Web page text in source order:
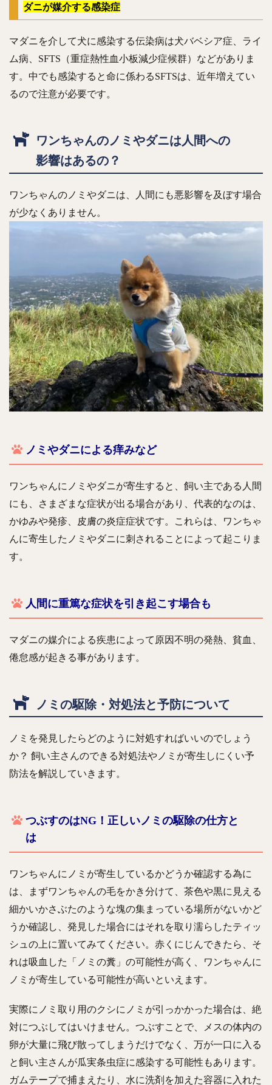
ダニが媒介する感染症
マダニを介して犬に感染する伝染病は犬バベシア症、ライ
ム病、SFTS（重症熱性血小板減少症候群）などがありま
す。中でも感染すると命に係わるSFTSは、近年増えてい
るので注意が必要です。
ワンちゃんのノミやダニは人間への
影響はあるの？
ワンちゃんのノミやダニは、人間にも悪影響を及ぼす場合
が少なくありません。
ノミやダニによる痒みなど
ワンちゃんにノミやダニが寄生すると、飼い主である人間
にも、さまざまな症状が出る場合があり、 代表的なのは、
かゆみや発疹、皮膚の炎症症状です。これらは、ワンちゃ
んに寄生したノミやダニに刺されることによって起こりま
す。
人間に重篤な症状を引き起こす場合も
マダニの媒介による疾患によって原因不明の発熱、貧血、
倦怠感が起きる事があります。
ノミの駆除・対処法と予防について
ノミを発見したらどのように対処すればいいのでしょう
か？ 飼い主さんのできる対処法やノミが寄生しにくい予
防法を解説していきます。
つぶすのはNG！正しいノミの駆除の仕方と
は
ワンちゃんにノミが寄生しているかどうか確認する為に
は、まずワンちゃんの毛をかき分けて、茶色や黒に見える
細かいかさぶたのような塊の集まっている場所がないかど
うか確認し、発見した場合にはそれを取り濡らしたティッ
シュの上に置いてみてください。赤くにじんできたら、そ
れは吸血した「ノミの糞」の可能性が高く、ワンちゃんに
ノミが寄生している可能性が高いといえます。
実際にノミ取り用のクシにノミが引っかかった場合は、絶
対につぶしてはいけません。つぶすことで、メスの体内の
卵が大量に飛び散ってしまうだけでなく、万が一口に入る
と飼い主さんが瓜実条虫症に感染する可能性もあります。
ガムテープで捕まえたり、水に洗剤を加えた容器に入れた